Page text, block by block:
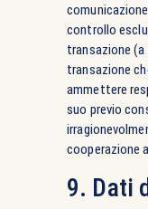
controllo
transazione
transazione
ammettere
suo previo
cooperazione
9. Dati